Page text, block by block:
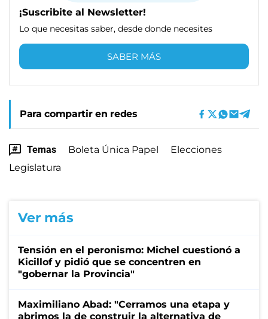
¡Suscribite al Newsletter!
Lo que necesitas saber, desde donde necesites
SABER MÁS
Para compartir en redes
Temas Boleta Única Papel
Elecciones
Legislatura
Ver más
Tensión en el peronismo: Michel cuestionó a
Kicillof y pidió que se concentren en
"gobernar la Provincia"
Maximiliano Abad: "Cerramos una etapa y
abrimos la de construir la alternativa de